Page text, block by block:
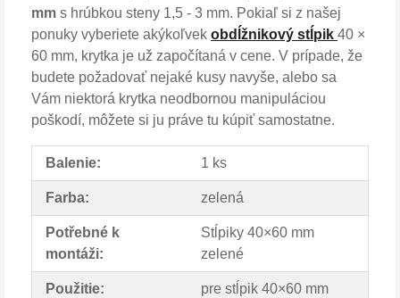
mm s hrúbkou steny 1,5 - 3 mm. Pokiaľ si z našej
ponuky vyberiete akýkoľvek obdĺžnikový stĺpik 40 ×
60 mm, krytka je už započítaná v cene. V prípade, že
budete požadovať nejaké kusy navyše, alebo sa
Vám niektorá krytka neodbornou manipuláciou
poškodí, môžete si ju práve tu kúpiť samostatne.
Balenie: 1 ks
Farba: zelená
Potřebné k
montáži:
Stĺpiky 40×60 mm
zelené
Použitie: pre stĺpik 40×60 mm